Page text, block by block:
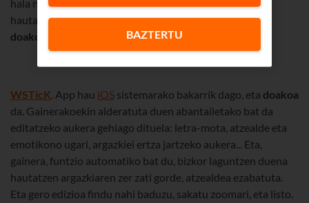
hala nola testua eta marrazkiak. Gainerakoan, argazkiak
hautatzeko eta editatzeko modua oso antzekoa da, eta
doakoa
WSTicK. App hau iOS sistemarako bakarrik dago, eta doakoa
da. Gainerakoekin alderatuta duen abantailetako bat da
editatzeko aukera gehiago dituela: letra-mota, atzealde eta
emotikono ugari, argazkiei ertza jartzeko aukera... Eta,
gainera, funtzio automatiko bat du, bizkor laguntzen duena
hautatzen argazkiaren zer zati gorde, atzealdea ezabatuta.
Eta gero edizioa findu nahi baduzu, sakatu zoomari, eta listo.
BAZTERTU